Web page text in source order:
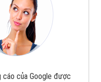
cáo của Google được